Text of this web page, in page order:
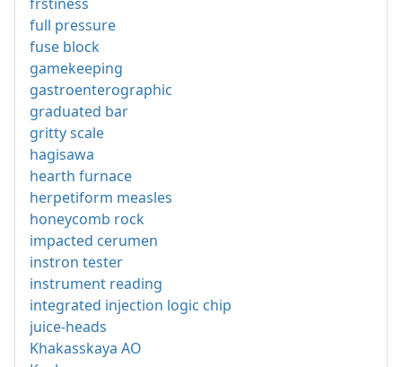
full pressure
fuse block
gamekeeping
gastroenterographic
graduated bar
gritty scale
hagisawa
hearth furnace
herpetiform measles
honeycomb rock
impacted cerumen
instron tester
instrument reading
integrated injection logic chip
juice-heads
Khakasskaya AO